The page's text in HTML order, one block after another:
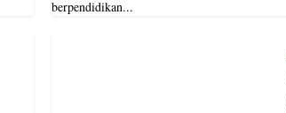
berpendidikan...